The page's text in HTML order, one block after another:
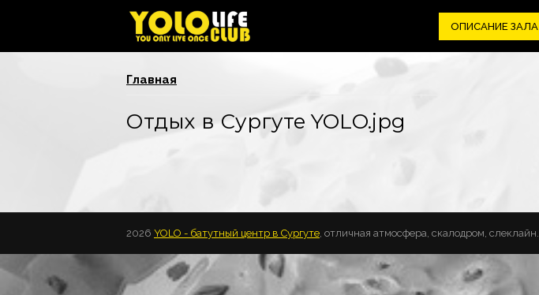
ОПИСАНИЕ ЗАЛА
Вы здесь
Главная
Отдых в Сургуте YOLO.jpg
2026 YOLO - батутный центр в Сургуте , отличная атмосфера, скалодром, слеклайн.